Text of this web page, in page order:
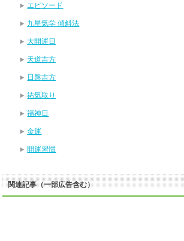
エピソード
九星気学 傾斜法
大開運日
天道吉方
日盤吉方
祐気取り
福神日
金運
開運習慣
関連記事（一部広告含む）